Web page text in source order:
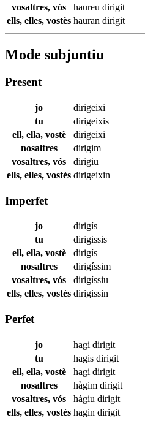
vosaltres, vós
haureu dirigit
ells, elles, vostès hauran dirigit
Mode subjuntiu
Present
jo
dirigeixi
tu
dirigeixis
ell, ella, vostè
dirigeixi
nosaltres
dirigim
vosaltres, vós
dirigiu
ells, elles, vostès dirigeixin
Imperfet
jo
dirigís
tu
dirigissis
ell, ella, vostè
dirigís
nosaltres
dirigíssim
vosaltres, vós
dirigíssiu
ells, elles, vostès dirigissin
Perfet
jo hagi dirigit
tu
hagis dirigit
ell, ella, vostè
hagi dirigit
nosaltres
hàgim dirigit
vosaltres, vós
hàgiu dirigit
ells, elles, vostès hagin dirigit